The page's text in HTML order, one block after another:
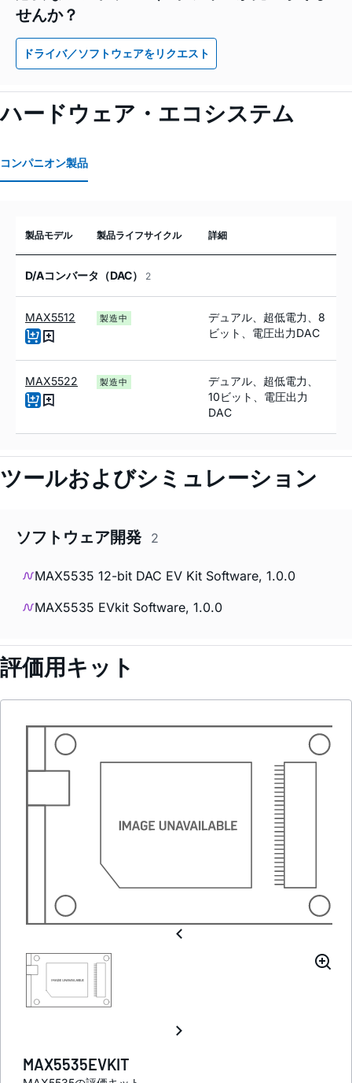
せんか？
ドライバ／ソフトウェアをリクエスト
ハードウェア・エコシステム
コンパニオン製品
製品モデル 製品ライフサイクル 詳細
D/Aコンバータ（DAC） 2
MAX5512 製造中
デュアル、超低電力、8
ビット、電圧出力DAC
MAX5522 製造中
デュアル、超低電力、
10ビット、電圧出力
DAC
ツールおよびシミュレーション
ソフトウェア開発 2
MAX5535 12-bit DAC EV Kit Software, 1.0.0
MAX5535 EVkit Software, 1.0.0
評価用キット
MAX5535EVKIT